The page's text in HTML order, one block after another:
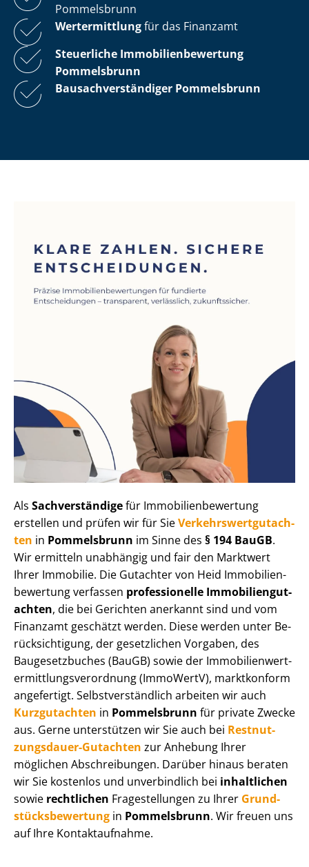
Pommelsbrunn
Wertermittlungfür das Finanzamt
Steuerliche Im­mo­bi­li­en­be­wer­tung
Pommelsbrunn
Bau­sach­ver­stän­di­ger Pommelsbrunn
Als Sachverständigefür Im­mo­bi­li­en­be­wer­tung
erstellen und prüfen wir für SieVer­kehrs­wert­gut­ach­
ten in Pommelsbrunn im Sinne des § 194 BauGB.
Wir ermitteln unabhängig und fair den Marktwert
Ihrer Immobilie. Die Gutachter von Heid Im­mo­bi­li­en­
be­wer­tung verfassen professionelle Im­mo­bi­li­en­gut­
ach­ten, die bei Gerichten anerkannt sind und vom
Finanzamt geschätzt werden. Diese werden unter Be­
rück­sich­ti­gung, der gesetzlichen Vorgaben, des
Baugesetzbuches (BauGB) sowie der Im­mo­bi­li­en­wert­
ermitt­lungs­ver­ord­nung (ImmoWertV), marktkonform
angefertigt. Selbst­ver­ständ­lich arbeiten wir auch
Kurzgutachten in Pommelsbrunn für private Zwecke
aus. Gerne unterstützen wir Sie auch bei Rest­nut­
zungs­dau­er-Gutachten zur Anhebung Ihrer
möglichen Abschreibungen. Darüber hinaus beraten
wir Sie kostenlos und unverbindlich bei inhaltlichen
sowie rechtlichen Fragestellungen zu Ihrer Grund­
stücks­be­wer­tung in Pommelsbrunn. Wir freuen uns
auf Ihre Kontaktaufnahme.